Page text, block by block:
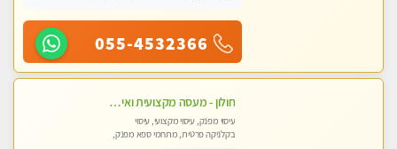
055-4532366
חולון - מעסה מקצועית ואיכותית פרטי!!! ללא מין !! בקליניקה מפגש טיפולי !!! מקצועי בלבד - professional therapist
עיסוי מפנק, עיסוי מקצועי, עיסוי
בקלניקה פרטית, מתחמי ספא מפנק,